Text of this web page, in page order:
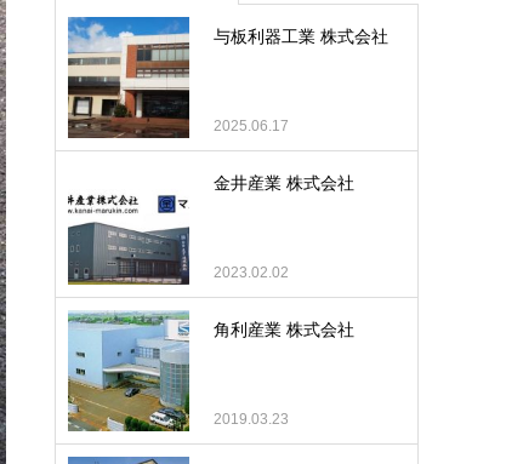
与板利器工業 株式会社
2025.06.17
金井産業 株式会社
2023.02.02
角利産業 株式会社
2019.03.23